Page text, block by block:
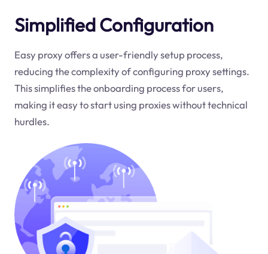
Simplified Configuration
Easy proxy offers a user-friendly setup process,
reducing the complexity of configuring proxy settings.
This simplifies the onboarding process for users,
making it easy to start using proxies without technical
hurdles.